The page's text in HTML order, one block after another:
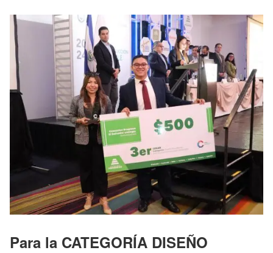
Para la CATEGORÍA DISEÑO